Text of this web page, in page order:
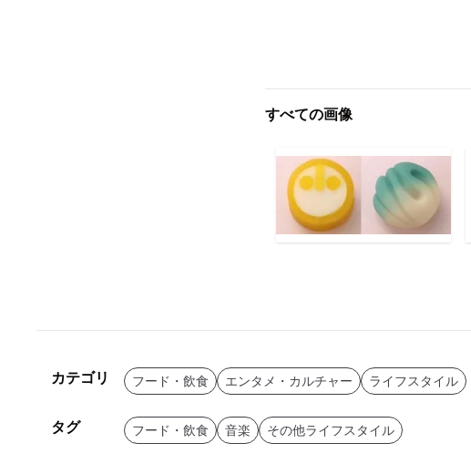
すべての画像
カテゴリ フード・飲食 エンタメ・カルチャー ライフスタイル
タグ フード・飲食 音楽 その他ライフスタイル